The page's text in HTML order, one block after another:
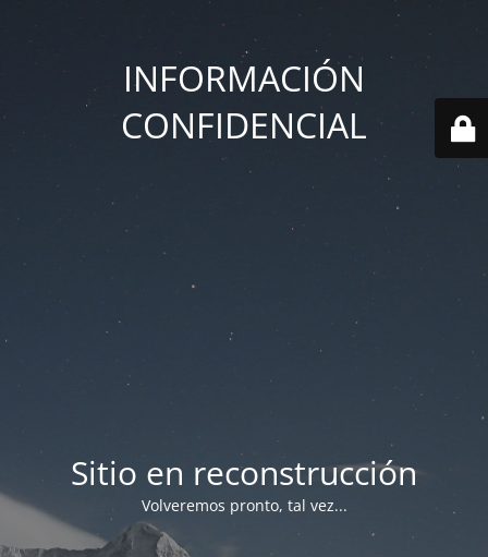
INFORMACIÓN
CONFIDENCIAL
Sitio en reconstrucción
Volveremos pronto, tal vez...